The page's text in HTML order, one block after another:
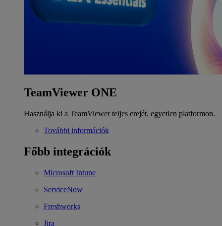
TeamViewer ONE
Használja ki a TeamViewer teljes erejét, egyetlen platformon.
További információk
Főbb integrációk
Microsoft Intune
ServiceNow
Freshworks
Jira